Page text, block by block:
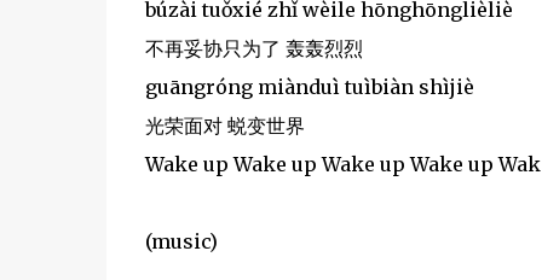
búzài tuǒxié zhǐ wèile hōnghōnglièliè
不再妥协只为了 轰轰烈烈
guāngróng miànduì tuìbiàn shìjiè
光荣面对 蜕变世界
Wake up Wake up Wake up Wake up
(music)